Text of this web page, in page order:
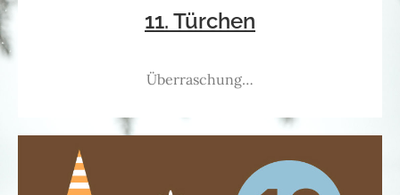
11. Türchen
Überraschung…